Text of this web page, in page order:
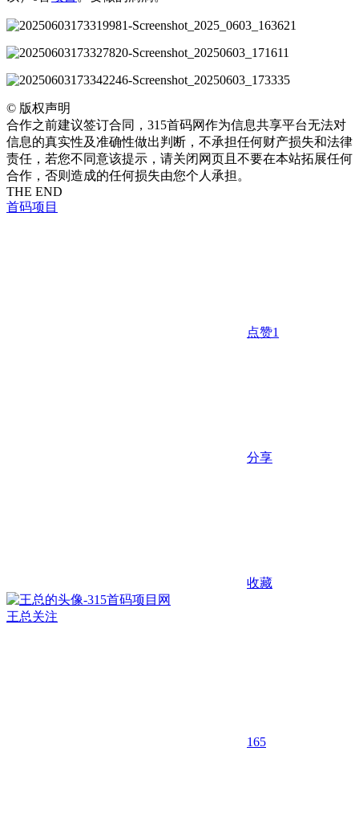
© 版权声明
合作之前建议签订合同，315首码网作为信息共享平台无法对
信息的真实性及准确性做出判断，不承担任何财产损失和法律
责任，若您不同意该提示，请关闭网页且不要在本站拓展任何
合作，否则造成的任何损失由您个人承担。
THE END
首码项目
点赞1
分享
收藏
王总关注
165